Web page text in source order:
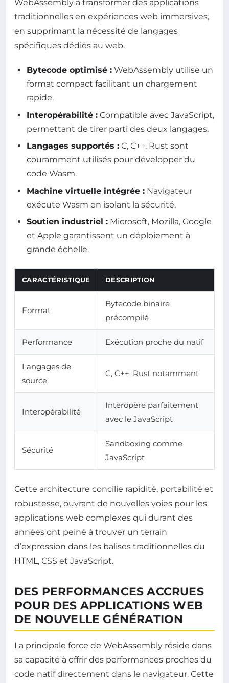
WebAssembly à transformer des applications
traditionnelles en expériences web immersives,
en supprimant la nécessité de langages
spécifiques dédiés au web.
Bytecode optimisé : WebAssembly utilise un
format compact facilitant un chargement
rapide.
Interopérabilité : Compatible avec JavaScript,
permettant de tirer parti des deux langages.
Langages supportés : C, C++, Rust sont
couramment utilisés pour développer du
code Wasm.
Machine virtuelle intégrée : Navigateur
exécute Wasm en isolant la sécurité.
Soutien industriel : Microsoft, Mozilla, Google
et Apple garantissent un déploiement à
grande échelle.
CARACTÉRISTIQUE DESCRIPTION
Format
Bytecode binaire
précompilé
Performance Exécution proche du natif
Langages de
source
C, C++, Rust notamment
Interopérabilité
Interopère parfaitement
avec le JavaScript
Sécurité
Sandboxing comme
JavaScript
Cette architecture concilie rapidité, portabilité et
robustesse, ouvrant de nouvelles voies pour les
applications web complexes qui durant des
années ont peiné à trouver un terrain
d’expression dans les balises traditionnelles du
HTML, CSS et JavaScript.
DES PERFORMANCES ACCRUES
POUR DES APPLICATIONS WEB
DE NOUVELLE GÉNÉRATION
La principale force de WebAssembly réside dans
sa capacité à offrir des performances proches du
code natif directement dans le navigateur. Cette